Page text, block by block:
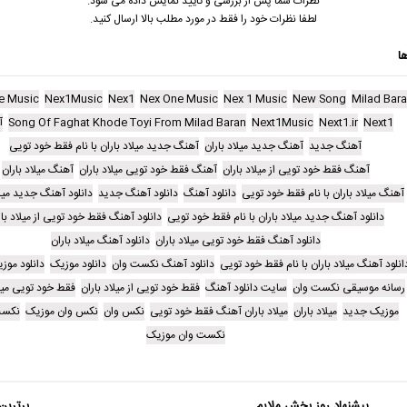
لطفا نظرات خود را فقط در مورد مطلب بالا ارسال کنید.
Milad
New Song
Nex 1 Music
Nex One Music
Nex1
Nex1Music
Music
Next1
Next1.ir
Next1Music
Song Of Faghat Khode Toyi From Milad Baran
آهنگ جدید آهنگ جدید میلاد باران آهنگ جدید میلاد باران با نام فقط خود تویی
آهنگ فقط خود تویی از میلاد باران آهنگ فقط خود تویی میلاد باران آهنگ میلاد باران
آهنگ میلاد باران با نام فقط خود تویی دانلود آهنگ دانلود آهنگ جدید دانلود آهنگ جدید
دانلود آهنگ جدید میلاد باران با نام فقط خود تویی دانلود آهنگ فقط خود تویی از میلاد
دانلود آهنگ فقط خود تویی میلاد باران دانلود آهنگ میلاد باران
آهنگ میلاد باران با نام فقط خود تویی دانلود آهنگ نکست وان دانلود موزیک دانلود
رسانه موسیقی نکست وان سایت دانلود آهنگ فقط خود تویی از میلاد باران فقط خود تویی
موزیک جدید میلاد باران میلاد باران آهنگ فقط خود تویی نکس وان نکس وان موزیک
نکست وان موزیک